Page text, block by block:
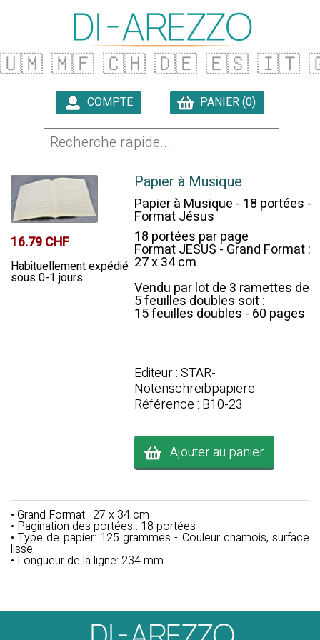
🇺🇲 🇲🇫 🇨🇭 🇩🇪 🇪🇸 🇮🇹
COMPTE PANIER (0)
16.79 CHF
Habituellement expédié
sous 0-1 jours
Papier à Musique
Papier à Musique - 18 portées -
Format Jésus
18 portées par page
Format JESUS - Grand Format :
27 x 34 cm
Vendu par lot de 3 ramettes de
5 feuilles doubles soit :
15 feuilles doubles - 60 pages
Editeur : STAR-
Notenschreibpapiere
Référence : B10-23
Ajouter au panier
• Grand Format : 27 x 34 cm
• Pagination des portées : 18 portées
• Type de papier: 125 grammes - Couleur chamois, surface
lisse
• Longueur de la ligne: 234 mm